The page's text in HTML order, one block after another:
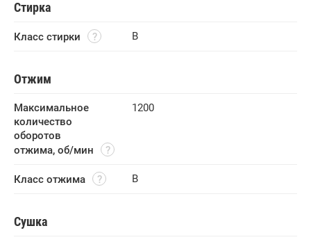
Стирка
Класс стирки B
Отжим
Максимальное
количество
оборотов
отжима, об/мин
1200
Класс отжима B
Сушка